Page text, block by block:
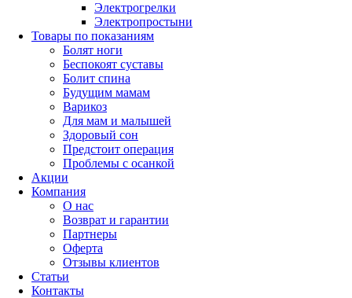
Электрогрелки
Электропростыни
Товары по показаниям
Болят ноги
Беспокоят суставы
Болит спина
Будущим мамам
Варикоз
Для мам и малышей
Здоровый сон
Предстоит операция
Проблемы с осанкой
Акции
Компания
О нас
Возврат и гарантии
Партнеры
Оферта
Отзывы клиентов
Статьи
Контакты